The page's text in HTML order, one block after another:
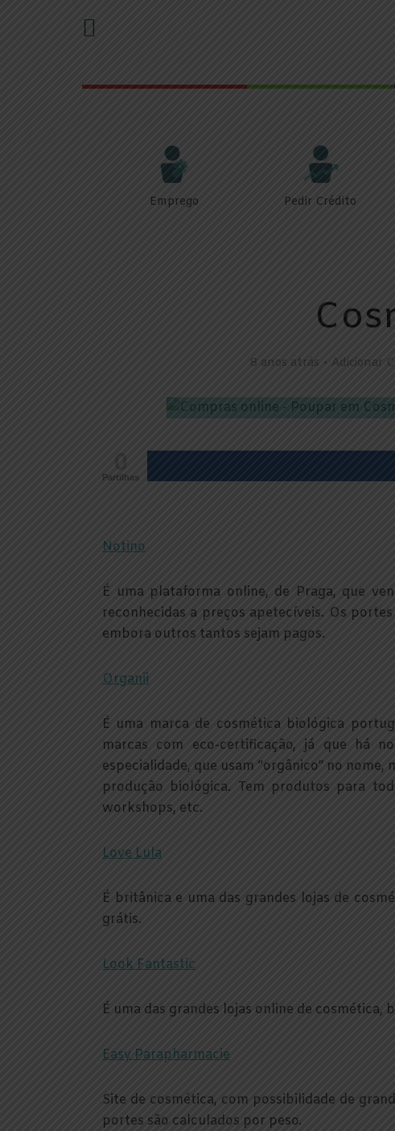
Emprego Pedir Crédito
8 anos atrás Adicionar
Partilhas
Notino
É uma plataforma online, de Praga, que
reconhecidas a preços apetecíveis. Os
embora outros tantos sejam pagos.
Organii
É uma marca de cosmética biológica
marcas com eco-certificação, já que há
especialidade, que usam “orgânico” no
produção biológica. Tem produtos para
workshops, etc.
Love Lula
É britânica e uma das grandes lojas de
grátis.
Look Fantastic
É uma das grandes lojas online de
Easy Parapharmacie
Site de cosmética, com possibilidade de
portes são calculados por peso.